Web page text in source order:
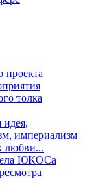
проекта
толка
идея,
империализм
любви...
ЮКОСа